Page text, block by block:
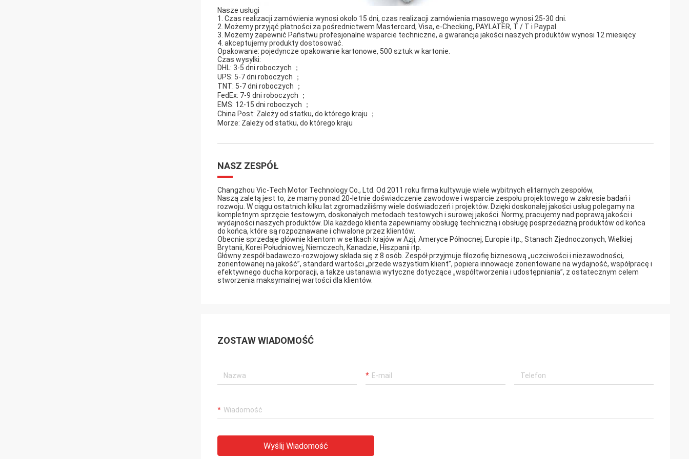
Nasze usługi
1. Czas realizacji zamówienia wynosi około 15 dni, czas realizacji zamówienia masowego wynosi 25-30 dni.
2. Możemy przyjąć płatności za pośrednictwem Mastercard, Visa, e-Checking, PAYLATER, T / T i Paypal.
3. Możemy zapewnić Państwu profesjonalne wsparcie techniczne, a gwarancja jakości naszych produktów wynosi 12 miesięcy.
4. akceptujemy produkty dostosować.
Opakowanie: pojedyncze opakowanie kartonowe, 500 sztuk w kartonie.
Czas wysyłki:
DHL: 3-5 dni roboczych ；
UPS: 5-7 dni roboczych ；
TNT: 5-7 dni roboczych ；
FedEx: 7-9 dni roboczych ；
EMS: 12-15 dni roboczych ；
China Post: Zależy od statku, do którego kraju ；
Morze: Zależy od statku, do którego kraju
NASZ ZESPÓŁ
Changzhou Vic-Tech Motor Technology Co., Ltd. Od 2011 roku firma kultywuje wiele wybitnych elitarnych zespołów,
Naszą zaletą jest to, że mamy ponad 20-letnie doświadczenie zawodowe i wsparcie zespołu projektowego w zakresie badań i
rozwoju. W ciągu ostatnich kilku lat zgromadziliśmy wiele doświadczeń i projektów. Dzięki doskonałej jakości usług polegamy na
kompletnym sprzęcie testowym, doskonałych metodach testowych i surowej jakości. Normy, pracujemy nad poprawą jakości i
wydajności naszych produktów. Dla każdego klienta zapewniamy obsługę techniczną i obsługę posprzedażną produktów od końca
do końca, które są rozpoznawane i chwalone przez klientów.
Obecnie sprzedaje głównie klientom w setkach krajów w Azji, Ameryce Północnej, Europie itp., Stanach Zjednoczonych, Wielkiej
Brytanii, Korei Południowej, Niemczech, Kanadzie, Hiszpanii itp.
Główny zespół badawczo-rozwojowy składa się z 8 osób. Zespół przyjmuje filozofię biznesową „uczciwości i niezawodności,
zorientowanej na jakość”, standard wartości „przede wszystkim klient”, popiera innowacje zorientowane na wydajność, współpracę i
efektywnego ducha korporacji, a także ustanawia wytyczne dotyczące „współtworzenia i udostępniania”, z ostatecznym celem
stworzenia maksymalnej wartości dla klientów.
ZOSTAW WIADOMOŚĆ
Wyślij Wiadomość